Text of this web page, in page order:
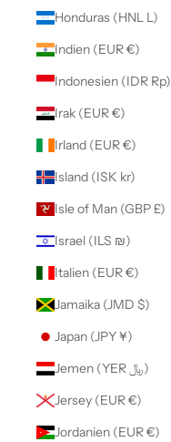
Honduras (HNL L)
Indien (EUR €)
Indonesien (IDR Rp)
Irak (EUR €)
Irland (EUR €)
Island (ISK kr)
Isle of Man (GBP £)
Israel (ILS ₪)
Italien (EUR €)
Jamaika (JMD $)
Japan (JPY ¥)
Jemen (YER ﷼)
Jersey (EUR €)
Jordanien (EUR €)